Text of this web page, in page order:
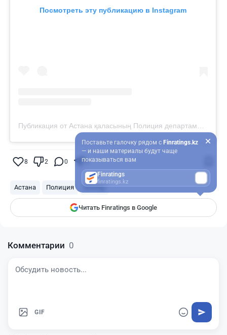
Посмотреть эту публикацию в Instagram
Публикация от Астана қаласының Полиция департаменті (@police__astana)
8 2 0 5
Астана Полиция блогер
Читать Finratings в Google
Поставьте галочку рядом с Finratings.kz
— и наши материалы будут чаще
показываться вам
Finratings
finratings.kz
Комментарии 0
GIF